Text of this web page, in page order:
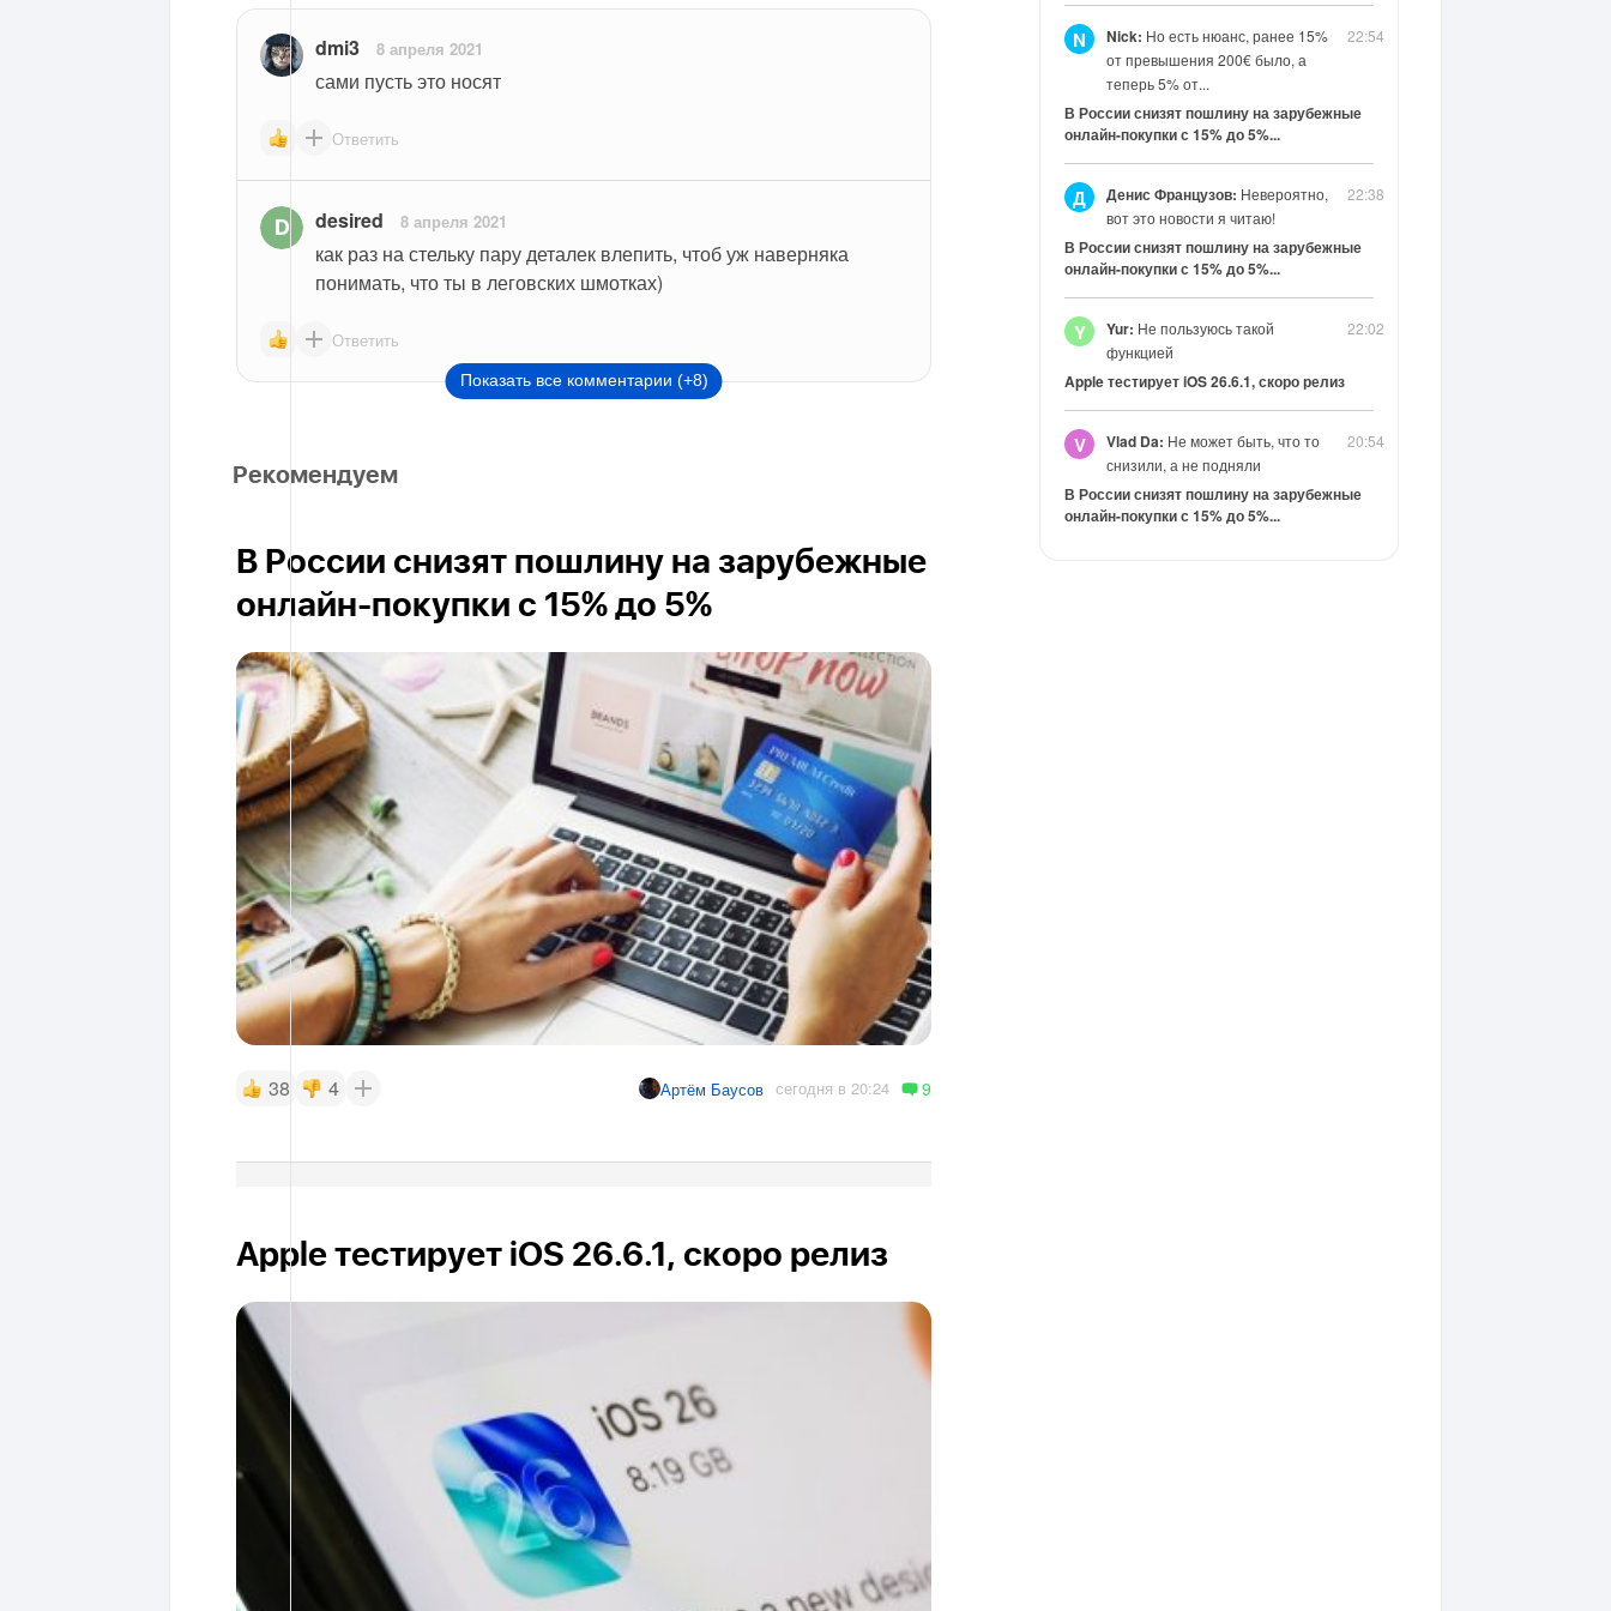
dmi3 8 апреля 2021
сами пусть это носят
Ответить
desired 8 апреля 2021
как раз на стельку пару деталек влепить, чтоб уж наверняка
понимать, что ты в леговских шмотках)
Ответить
Показать все комментарии (+8)
Рекомендуем
В России снизят пошлину на зарубежные
онлайн-покупки с 15% до 5%
38 4 Артём Баусов сегодня в 20:24 9
Apple тестирует iOS 26.6.1, скоро релиз
22:54
N Nick: Но есть нюанс, ранее 15%
от превышения 200€ было, а
теперь 5% от...
В России снизят пошлину на зарубежные
онлайн-покупки с 15% до 5%...
22:38
Д Денис Французов: Невероятно,
вот это новости я читаю!
В России снизят пошлину на зарубежные
онлайн-покупки с 15% до 5%...
22:02
Y Yur: Не пользуюсь такой
функцией
Apple тестирует iOS 26.6.1, скоро релиз
20:54
V Vlad Da: Не может быть, что то
снизили, а не подняли
В России снизят пошлину на зарубежные
онлайн-покупки с 15% до 5%...